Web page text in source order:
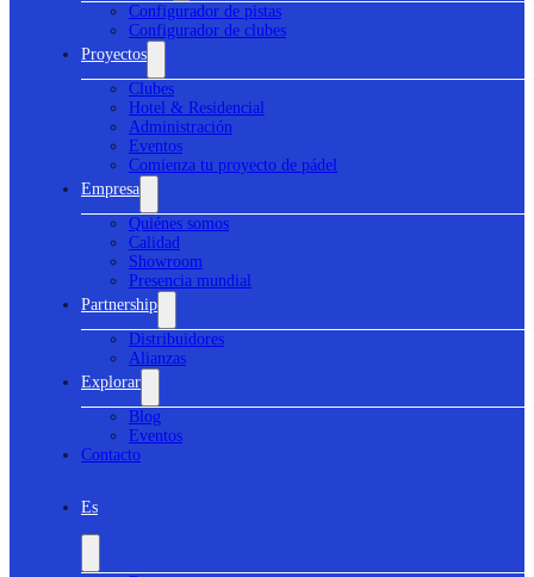
Configurador de pistas
Configurador de clubes
Proyectos
Clubes
Hotel & Residencial
Administración
Eventos
Comienza tu proyecto de pádel
Empresa
Quiénes somos
Calidad
Showroom
Presencia mundial
Partnership
Distribuidores
Alianzas
Explorar
Blog
Eventos
Contacto
Es